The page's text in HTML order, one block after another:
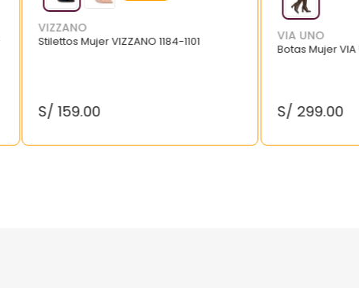
VIZZANO
Stilettos Mujer VIZZANO 1184-1101
S/ 159.00
VIA UNO
Botas Mujer VIA
S/ 299.00